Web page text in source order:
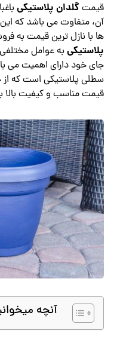
قیمتگلدان پلاستیکی
آن، متفاوت می باشد که این
ها با نازل ترین قیمت به
پلاستیکی به عوامل
جای خود دارای اهمیت می
سطلی پلاستیکی است که از
قیمت مناسب و کیفیت
آنچه